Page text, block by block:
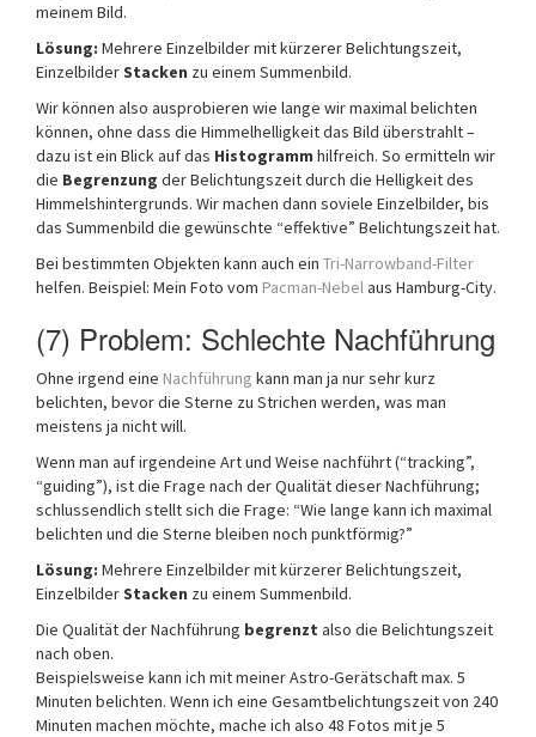
meinem Bild.
Lösung: Mehrere Einzelbilder mit kürzerer Belichtungszeit,
EinzelbilderStacken zu einem Summenbild.
Wir können also ausprobieren wie lange wir maximal belichten
können, ohne dass die Himmelhelligkeit das Bild überstrahlt –
dazu ist ein Blick auf das Histogramm hilfreich. So ermitteln wir
die Begrenzung der Belichtungszeit durch die Helligkeit des
Himmelshintergrunds. Wir machen dann soviele Einzelbilder, bis
das Summenbild die gewünschte “effektive” Belichtungszeit hat.
Bei bestimmten Objekten kann auch ein Tri-Narrowband-Filter
helfen. Beispiel: Mein Foto vom Pacman-Nebelaus Hamburg-City.
(7) Problem: Schlechte Nachführung
Ohne irgend eine Nachführung kann man ja nur sehr kurz
belichten, bevor die Sterne zu Strichen werden, was man
meistens ja nicht will.
Wenn man auf irgendeine Art und Weise nachführt (“tracking”,
“guiding”), ist die Frage nach der Qualität dieser Nachführung;
schlussendlich stellt sich die Frage: “Wie lange kann ich maximal
belichten und die Sterne bleiben noch punktförmig?”
Lösung: Mehrere Einzelbilder mit kürzerer Belichtungszeit,
EinzelbilderStacken zu einem Summenbild.
Die Qualität der Nachführung begrenzt also die Belichtungszeit
nach oben.
Beispielsweise kann ich mit meiner Astro-Gerätschaft max. 5
Minuten belichten. Wenn ich eine Gesamtbelichtungszeit von 240
Minuten machen möchte, mache ich also 48 Fotos mit je 5